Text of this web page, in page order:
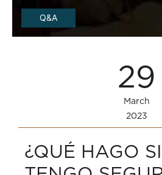
Q&A
29
March
2023
¿QUÉ HAGO